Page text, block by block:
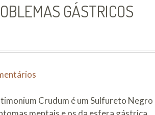
GÁSTRICOS
Reumatóide
com
Crudum é um Sulfureto Negro